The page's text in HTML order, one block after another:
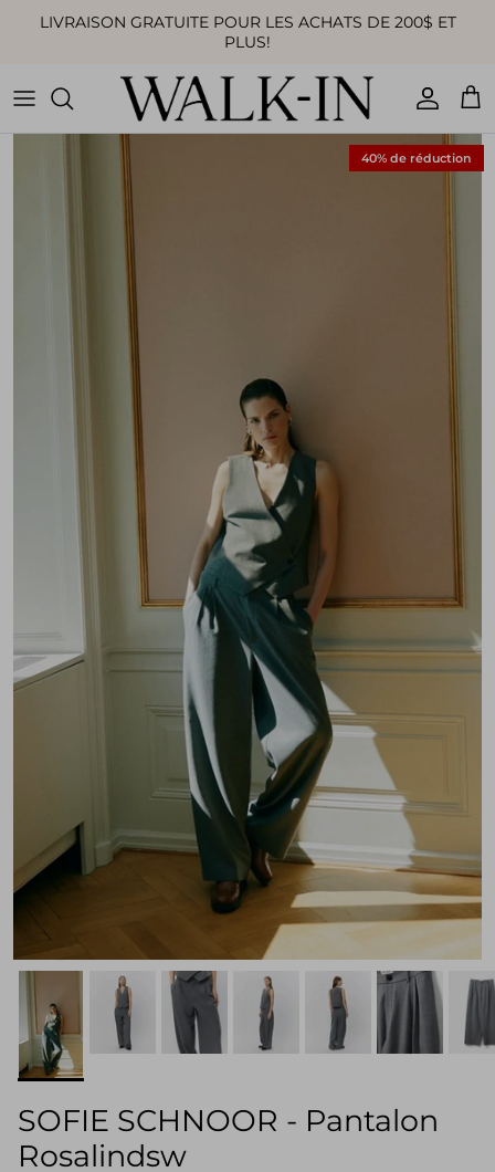
Aller au contenu
LIVRAISON GRATUITE POUR LES ACHATS DE 200$ ET
PLUS!
Compte
40% de réduction
SOFIE SCHNOOR - Pantalon
Rosalindsw